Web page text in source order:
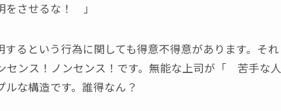
をさせるな！ 」
るという行為に関しても得意不得意があります。それ
センス！ノンセンス！です。無能な上司が「 苦手な人
な構造です。誰得なん？